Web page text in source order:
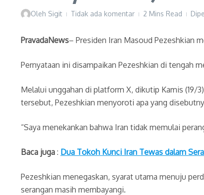
Oleh Sigit Tidak ada komentar 2 Mins Read
PravadaNews– Presiden Iran Masoud Pezeshkian
Pernyataan ini disampaikan Pezeshkian di tengah
Melalui unggahan di platform X, dikutip Kamis (19/
tersebut, Pezeshkian menyoroti apa yang
“Saya menekankan bahwa Iran tidak memulai
Baca juga : Dua Tokoh Kunci Iran Tewas dalam
Pezeshkian menegaskan, syarat utama menuju
serangan masih membayangi.